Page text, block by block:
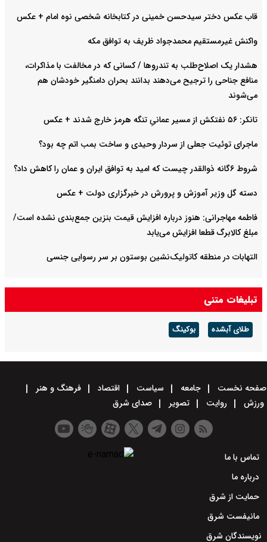
قاب عکس دختر سیدحسن خمینی در کتابخانه شخصی نوه امام + عکس
واکنش غیرمستقیم محمدجواد ظریف به توافق مکه
هشدار یک اصلاح‌طلب به تندروها / کسانی که در مخالفت با مذاکرات،
منافع جناحی را ترجیح می‌دهند بدانند بحران دامنگیر خودشان هم
می‌شوند
تانکر: ۵۶ نفتکش از مسیر عمانیِ تنگه هرمز خارج شدند + عکس
ماجرای توئیت جعلی از سردار وحیدی و ساخت بمب اتم چه بود؟
شروط ۶گانه ذوالقدر چیست که امید به توافق ایران و عمان را کاهش داد؟
دسته گل وزیر آموزش و پرورش در خبرگزاری دولت + عکس
فاطمه مهاجرانی: هنوز درباره افزایش قیمت بنزین جمع‌بندی نشده است/
مبلغ کالابرگ قطعا افزایش می‌یابد
التهابات در منطقه کاتولیک‌نشین بوستون بر سر رسوایی جنسی
تبلیغات متنی
طلای آبشده بوکینگ
صفحه نخست جامعه سیاست اقتصاد
فرهنگ و هنر
ورزش
روایت تصویر صدای شرق
تماس با ما
درباره ما
حمایت از شرق
مانیفست شرق
نویسندگان شرق